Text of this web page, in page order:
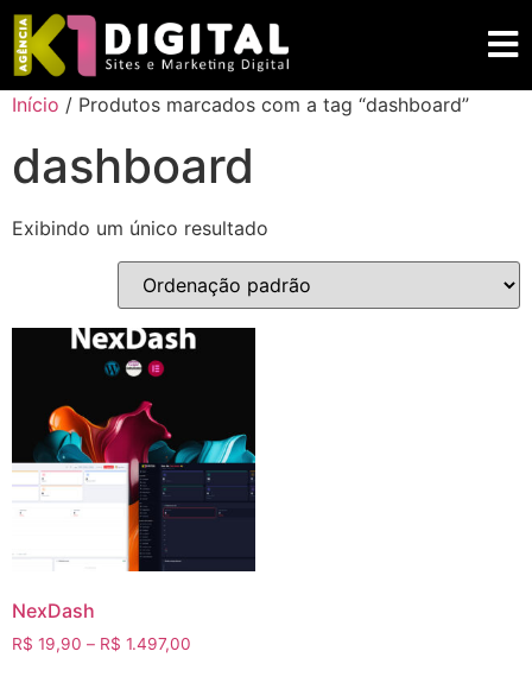
Início / Produtos marcados com a tag “dashboard”
dashboard
Exibindo um único resultado
NexDash
R$ 19,90 – R$ 1.497,00